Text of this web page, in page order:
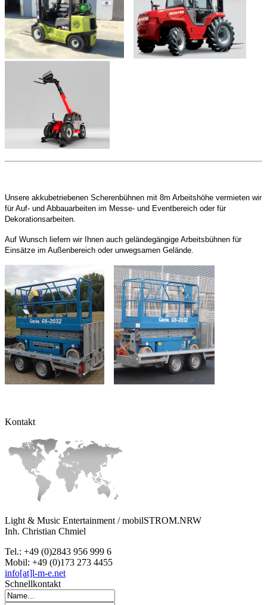
Unsere akkubetriebenen Scherenbühnen mit 8m Arbeitshöhe vermieten wir
für Auf- und Abbauarbeiten im Messe- und Eventbereich oder für
Dekorationsarbeiten.
Auf Wunsch liefern wir Ihnen auch geländegängige Arbeitsbühnen für
Einsätze im Außenbereich oder unwegsamen Gelände.
Kontakt
Light & Music Entertainment / mobilSTROM.NRW
Inh. Christian Chmiel
Tel.: +49 (0)2843 956 999 6
Mobil: +49 (0)173 273 4455
info[at]l-m-e.net
Schnellkontakt